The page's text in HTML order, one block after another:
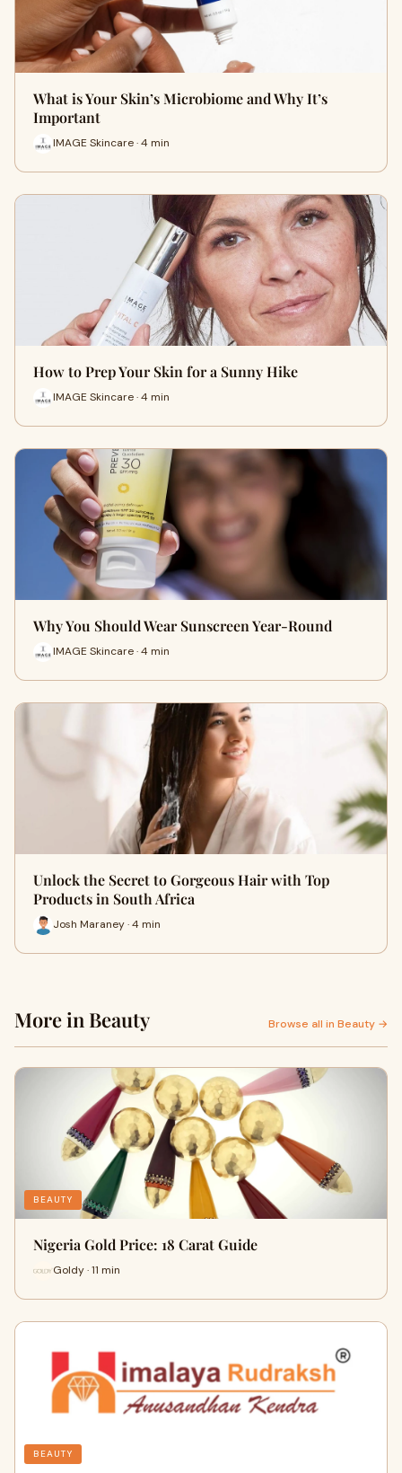
What is Your Skin’s Microbiome and Why It’s
Important
IMAGE Skincare · 4 min
How to Prep Your Skin for a Sunny Hike
IMAGE Skincare · 4 min
Why You Should Wear Sunscreen Year-Round
IMAGE Skincare · 4 min
Unlock the Secret to Gorgeous Hair with Top
Products in South Africa
Josh Maraney · 4 min
More in Beauty Browse all in Beauty →
BEAUTY
Nigeria Gold Price: 18 Carat Guide
Goldy · 11 min
BEAUTY